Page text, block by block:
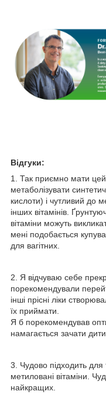
Відгуки:
1. Так приємно мати
метаболізувати
кислоти) і чутливий до
інших вітамінів.
вітаміни можуть
мені подобається
для вагітних.
2. Я відчуваю себе
порекомендували
інші прісні ліки
їх приймати.
Я б порекомендував
намагається зачати
3. Чудово підходить
метиловані вітаміни.
найкращих.